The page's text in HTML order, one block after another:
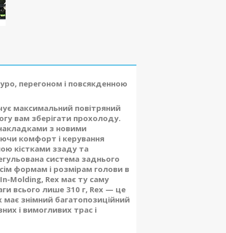
перегоном і повсякденною
максимальний повітряний
вам зберігати прохолоду.
з новими
комфорт і керування
кістками ззаду та
система заднього
формам і розмірам голови в
Molding, Rex має ту саму
всього лише 310 г, Rex — це
має знімний багатопозиційний
і вимогливих трас і